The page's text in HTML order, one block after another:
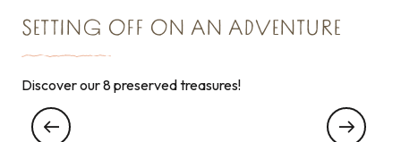
SETTING OFF ON AN ADVENTURE
Discover our 8 preserved treasures!
Historic heritage to visit around Cancale